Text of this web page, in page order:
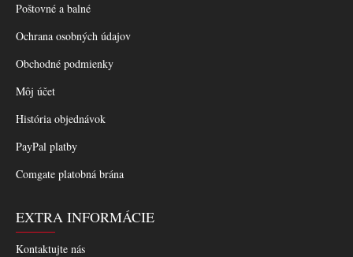
Poštovné a balné
Ochrana osobných údajov
Obchodné podmienky
Môj účet
História objednávok
PayPal platby
Comgate platobná brána
EXTRA INFORMÁCIE
Kontaktujte nás